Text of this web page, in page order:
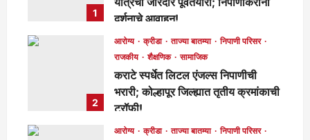
1
दर्शनाचे आवाहन!
मुख्य संपादक 18 hours ago 87
2
आरोग्य क्रीडा ताज्या बातम्या
निपाणी परिसर
राजकीय
शैक्षणिक सामाजिक
कराटे स्पर्धेत लिटल एंजल्स निपाणीची
भरारी; कोल्हापूर जिल्ह्यात तृतीय क्रमांकाची
ट्रॉफी!
मुख्य संपादक 19 hours ago 102
आरोग्य क्रीडा ताज्या बातम्या
निपाणी परिसर